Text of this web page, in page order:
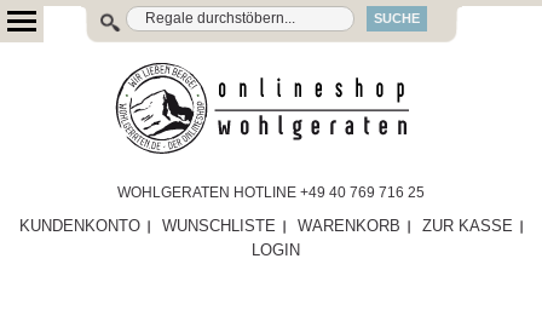
SUCHE
WOHLGERATEN HOTLINE +49 40 769 716 25
KUNDENKONTO WUNSCHLISTE WARENKORB
ZUR KASSE
LOGIN